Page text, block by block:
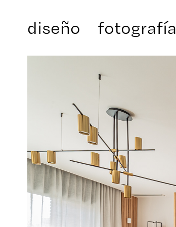
diseño fotografía